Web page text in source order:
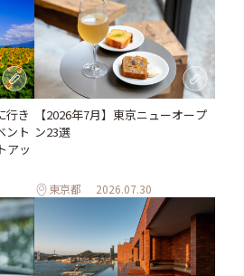
行き
ント
アッ
【2026年7月】東京ニューオープ
ン23選
東京都 2026.07.30